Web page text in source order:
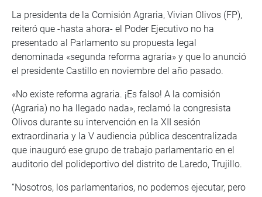
La presidenta de la Comisión Agraria, Vivian Olivos (FP),
reiteró que -hasta ahora- el Poder Ejecutivo no ha
presentado al Parlamento su propuesta legal
denominada «segunda reforma agraria» y que lo anunció
el presidente Castillo en noviembre del año pasado.
«No existe reforma agraria. ¡Es falso! A la comisión
(Agraria) no ha llegado nada», reclamó la congresista
Olivos durante su intervención en la XII sesión
extraordinaria y la V audiencia pública descentralizada
que inauguró ese grupo de trabajo parlamentario en el
auditorio del polideportivo del distrito de Laredo, Trujillo.
“Nosotros, los parlamentarios, no podemos ejecutar, pero